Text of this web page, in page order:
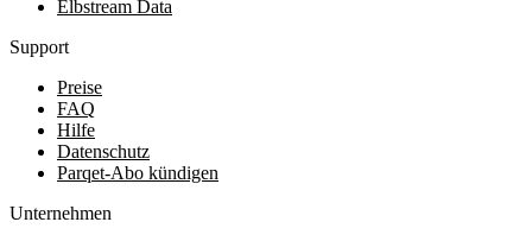
Elbstream Data
Support
Preise
FAQ
Hilfe
Datenschutz
Parqet-Abo kündigen
Unternehmen